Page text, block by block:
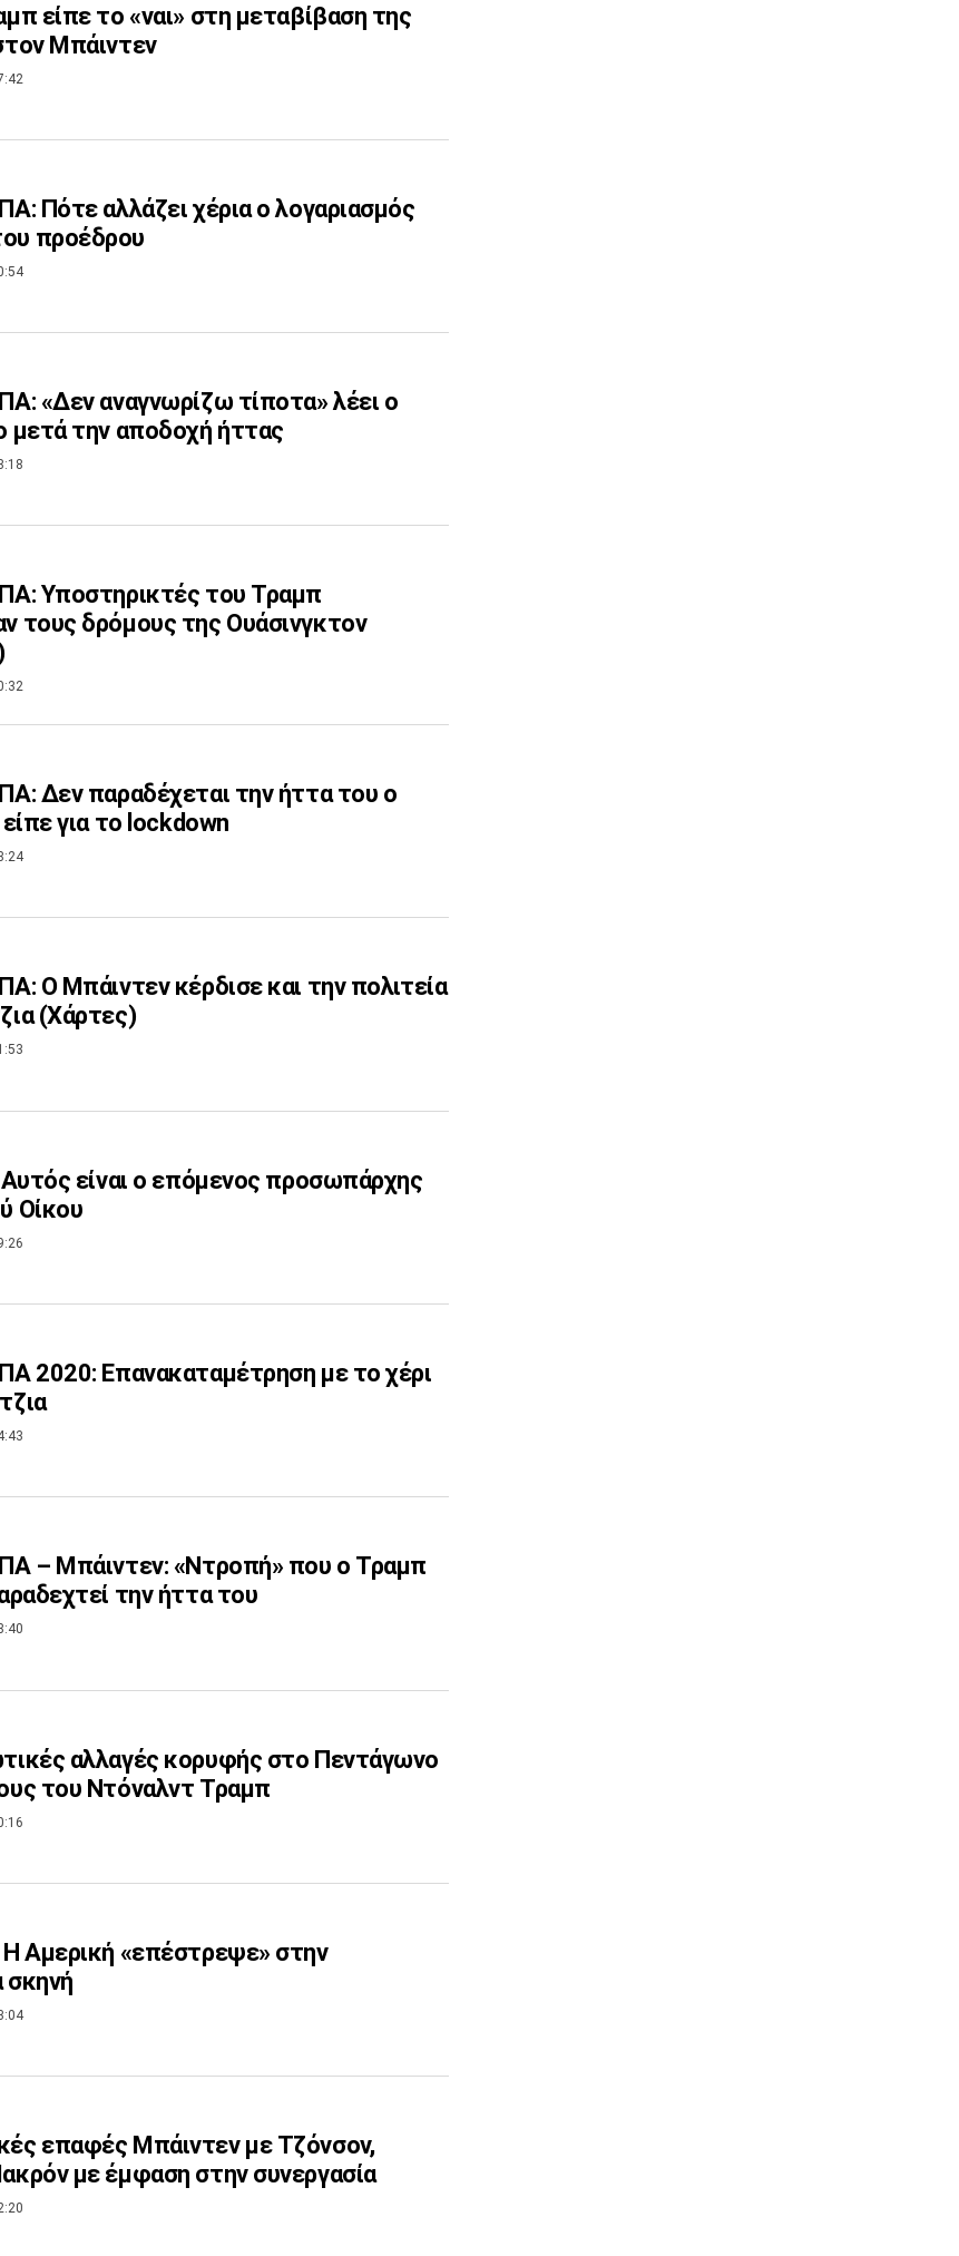
είπε το «ναι» στη μεταβίβαση της
Μπάιντεν
Πότε αλλάζει χέρια ο λογαριασμός
προέδρου
«Δεν αναγνωρίζω τίποτα» λέει ο
μετά την αποδοχή ήττας
Υποστηρικτές του Τραμπ
τους δρόμους της Ουάσινγκτον
Δεν παραδέχεται την ήττα του ο
για το lockdown
Ο Μπάιντεν κέρδισε και την πολιτεία
(Χάρτες)
Αυτός είναι ο επόμενος προσωπάρχης
Οίκου
2020: Επανακαταμέτρηση με το χέρι
– Μπάιντεν: «Ντροπή» που ο Τραμπ
την ήττα του
αλλαγές κορυφής στο Πεντάγωνο
του Ντόναλντ Τραμπ
Αμερική «επέστρεψε» στην
σκηνή
επαφές Μπάιντεν με Τζόνσον,
με έμφαση στην συνεργασία